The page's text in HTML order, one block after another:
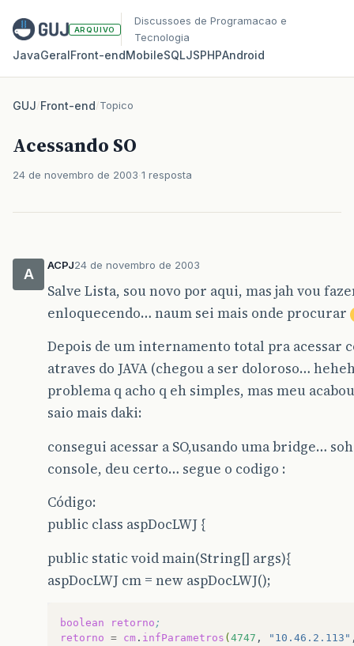
ARQUIVO
Discussoes de Programacao e
Tecnologia
JavaGeralFront‑endMobileSQLJSPHPAndroid
GUJ/Front-end/Topico
Acessando SO
24 de novembro de 2003 1 resposta
A
ACPJ24 de novembro de 2003
Salve Lista, sou novo por aqui, mas jah vou
enloquecendo… naum sei mais onde procurar
Depois de um internamento total pra acessar
atraves do JAVA (chegou a ser doloroso…
problema q acho q eh simples, mas meu
saio mais daki:
consegui acessar a SO,usando uma bridge…
console, deu certo… segue o codigo :
Código:
public class aspDocLWJ {
public static void main(String[] args){
aspDocLWJ cm = new aspDocLWJ();
boolean retorno ;
retorno = cm . infParametros ( 4747 , "10.46.2.113"